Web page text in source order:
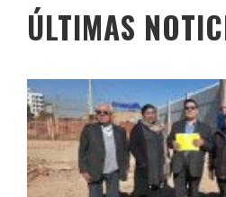
ÚLTIMAS